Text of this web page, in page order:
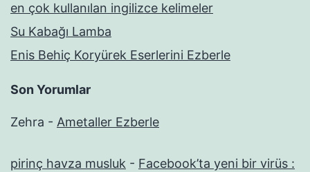
en çok kullanılan ingilizce kelimeler
Su Kabağı Lamba
Enis Behiç Koryürek Eserlerini Ezberle
Son Yorumlar
Zehra - Ametaller Ezberle
pirinç havza musluk - Facebook’ta yeni bir virüs :